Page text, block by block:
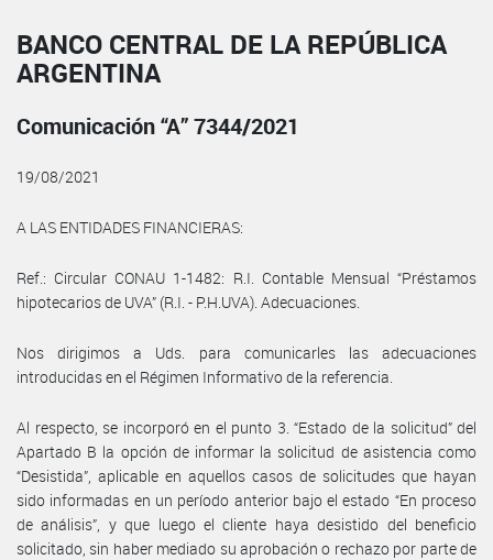
BANCO CENTRAL DE LA REPÚBLICA
ARGENTINA
Comunicación “A” 7344/2021
19/08/2021
A LAS ENTIDADES FINANCIERAS:
Ref.: Circular CONAU 1-1482: R.I. Contable Mensual “Préstamos
hipotecarios de UVA” (R.I. - P.H.UVA). Adecuaciones.
Nos dirigimos a Uds. para comunicarles las adecuaciones
introducidas en el Régimen Informativo de la referencia.
Al respecto, se incorporó en el punto 3. “Estado de la solicitud” del
Apartado B la opción de informar la solicitud de asistencia como
“Desistida”, aplicable en aquellos casos de solicitudes que hayan
sido informadas en un período anterior bajo el estado “En proceso
de análisis”, y que luego el cliente haya desistido del beneficio
solicitado, sin haber mediado su aprobación o rechazo por parte de